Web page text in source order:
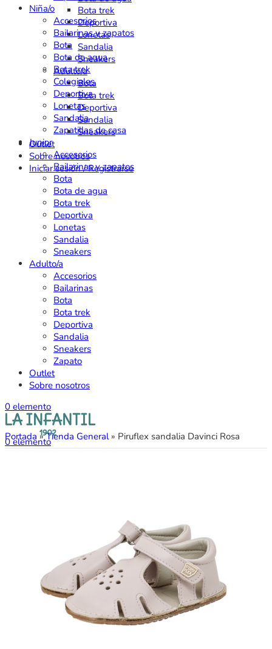
Niña/o
Accesorios
Bailarinas y zapatos
Bota
Bota de agua
Bota trek
Colegiales
Deportiva
Lonetas
Sandalia
Zapatillas de casa
Junior
Accesorios
Bailarinas y zapatos
Bota
Bota de agua
Bota trek
Deportiva
Lonetas
Sandalia
Sneakers
Adulto/a
Accesorios
Bailarinas
Bota
Bota trek
Deportiva
Sandalia
Sneakers
Zapato
Outlet
Sobre nosotros
0 elemento
0elemento
Portada »Tienda General» Piruflex sandalia Davinci Rosa
Bota trek
Deportiva
Lonetas
Sandalia
Sneakers
Adulto/a
Bota
Bota trek
Deportiva
Sandalia
Sneakers
Outlet
Sobre nosotros
Iniciar sesión / Registrarse